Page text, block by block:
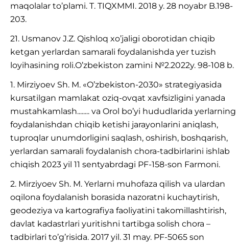
maqolalar to’plami. T. TIQXMMI. 2018 y. 28 noyabr B.198-
203.
21. Usmanov J.Z. Qishloq xo’jaligi oborotidan chiqib
ketgan yerlardan samarali foydalanishda yer tuzish
loyihasining roli.O’zbekiston zamini №2.2022y. 98-108 b.
1. Mirziyoev Sh. M. «O’zbekiston-2030» strategiyasida
kursatilgan mamlakat oziq-ovqat xavfsizligini yanada
mustahkamlash........ va Orol bo’yi hududlarida yerlarning
foydalanishdan chiqib ketishi jarayonlarini aniqlash,
tuproqlar unumdorligini saqlash, oshirish, boshqarish,
yerlardan samarali foydalanish chora-tadbirlarini ishlab
chiqish 2023 yil 11 sentyabrdagi PF-158-son Farmoni.
2. Mirziyoev Sh. M. Yerlarni muhofaza qilish va ulardan
oqilona foydalanish borasida nazoratni kuchaytirish,
geodeziya va kartografiya faoliyatini takomillashtirish,
davlat kadastrlari yuritishni tartibga solish chora –
tadbirlari to’g’risida. 2017 yil. 31 may. PF-5065 son